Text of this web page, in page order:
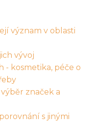
význam v oblasti
vývoj
- kosmetika, péče o
značek a
s jinými